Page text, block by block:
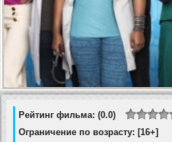
Рейтинг фильма: (0.0)
Ограничение по возрасту: [16+]